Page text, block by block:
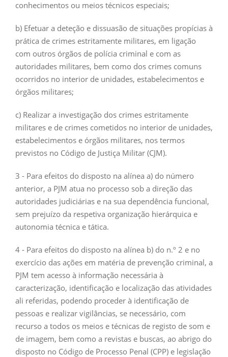
conhecimentos ou meios técnicos especiais;
b) Efetuar a deteção e dissuasão de situações propícias à
prática de crimes estritamente militares, em ligação
com outros órgãos de polícia criminal e com as
autoridades militares, bem como dos crimes comuns
ocorridos no interior de unidades, estabelecimentos e
órgãos militares;
c) Realizar a investigação dos crimes estritamente
militares e de crimes cometidos no interior de unidades,
estabelecimentos e órgãos militares, nos termos
previstos no Código de Justiça Militar (CJM).
3 - Para efeitos do disposto na alínea a) do número
anterior, a PJM atua no processo sob a direção das
autoridades judiciárias e na sua dependência funcional,
sem prejuízo da respetiva organização hierárquica e
autonomia técnica e tática.
4 - Para efeitos do disposto na alínea b) do n.º 2 e no
exercício das ações em matéria de prevenção criminal, a
PJM tem acesso à informação necessária à
caracterização, identificação e localização das atividades
ali referidas, podendo proceder à identificação de
pessoas e realizar vigilâncias, se necessário, com
recurso a todos os meios e técnicas de registo de som e
de imagem, bem como a revistas e buscas, ao abrigo do
disposto no Código de Processo Penal (CPP) e legislação